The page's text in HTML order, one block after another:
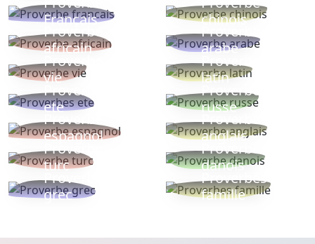
Français
chinois
Proverbe
africain
Proverbe
arabe
Proverbe
vie
Proverbe
latin
Proverbes
ete
Proverbe
russe
Proverbe
espagnol
Proverbe
anglais
Proverbe
turc
Proverbe
danois
Proverbe
grec
Proverbes
famille